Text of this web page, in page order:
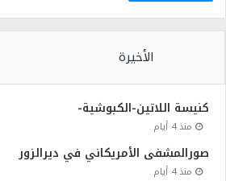
الأخيرة
كنيسة اللاتين-الكبوشية-
منذ 4 أيام
صورالمشفى الأمريكاني في ديرالزور
منذ 4 أيام